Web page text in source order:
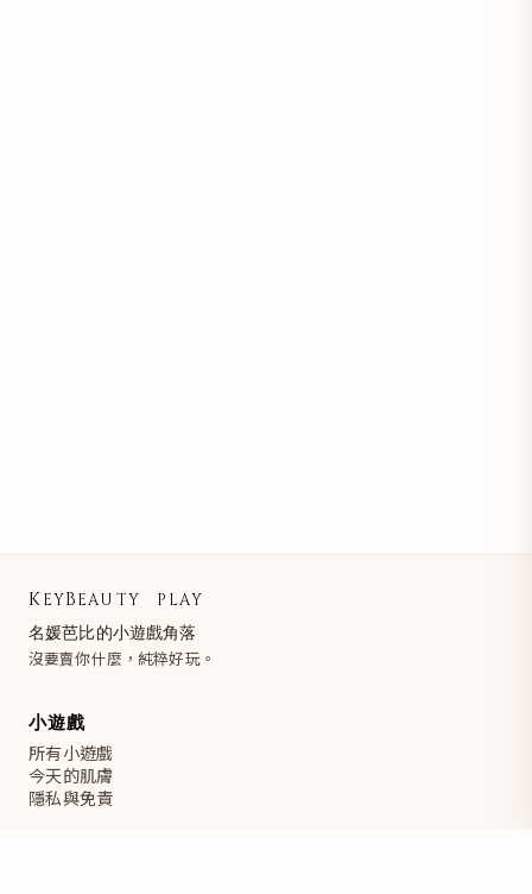
KEYBEAUTY P LAY
名媛芭比的小遊戲角落
沒要賣你什麼，純粹好玩。
小遊戲
所有小遊戲
今天的肌膚
隱私與免責